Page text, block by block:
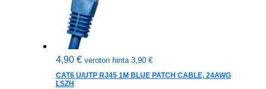
4,90 € veroton hinta 3,90 €
CAT6 U/UTP RJ45 1M BLUE PATCH CABLE, 24AWG
LSZH